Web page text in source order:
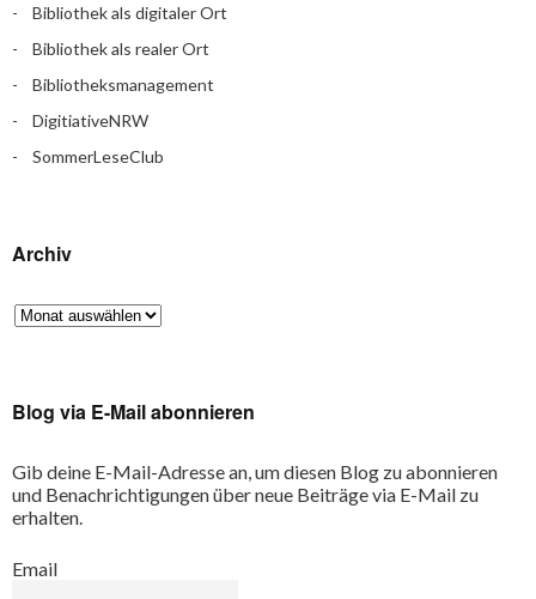
Bibliothek als digitaler Ort
Bibliothek als realer Ort
Bibliotheksmanagement
DigitiativeNRW
SommerLeseClub
Archiv
Blog via E-Mail abonnieren
Gib deine E-Mail-Adresse an, um diesen Blog zu abonnieren
und Benachrichtigungen über neue Beiträge via E-Mail zu
erhalten.
Email